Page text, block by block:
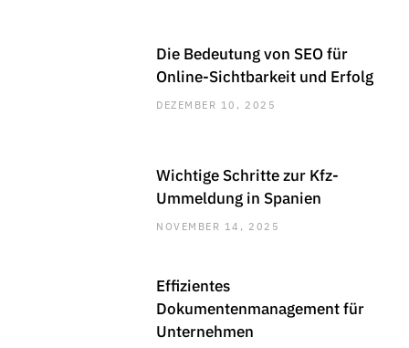
Die Bedeutung von SEO für
Online-Sichtbarkeit und Erfolg
DEZEMBER 10, 2025
Wichtige Schritte zur Kfz-
Ummeldung in Spanien
NOVEMBER 14, 2025
Effizientes
Dokumentenmanagement für
Unternehmen